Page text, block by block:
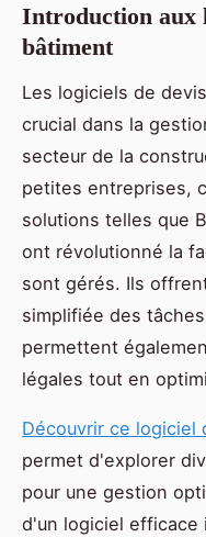
Introduction aux
bâtiment
Les logiciels de
crucial dans la
secteur de la
petites entreprises,
solutions telles que
ont révolutionné la
sont gérés. Ils
simplifiée des
permettent
légales tout en
Découvrir ce logiciel
permet d'explorer
pour une gestion
d'un logiciel efficace